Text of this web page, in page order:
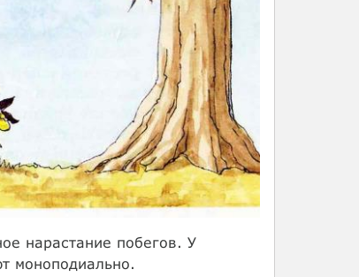
нарастание побегов. У
моноподиально.